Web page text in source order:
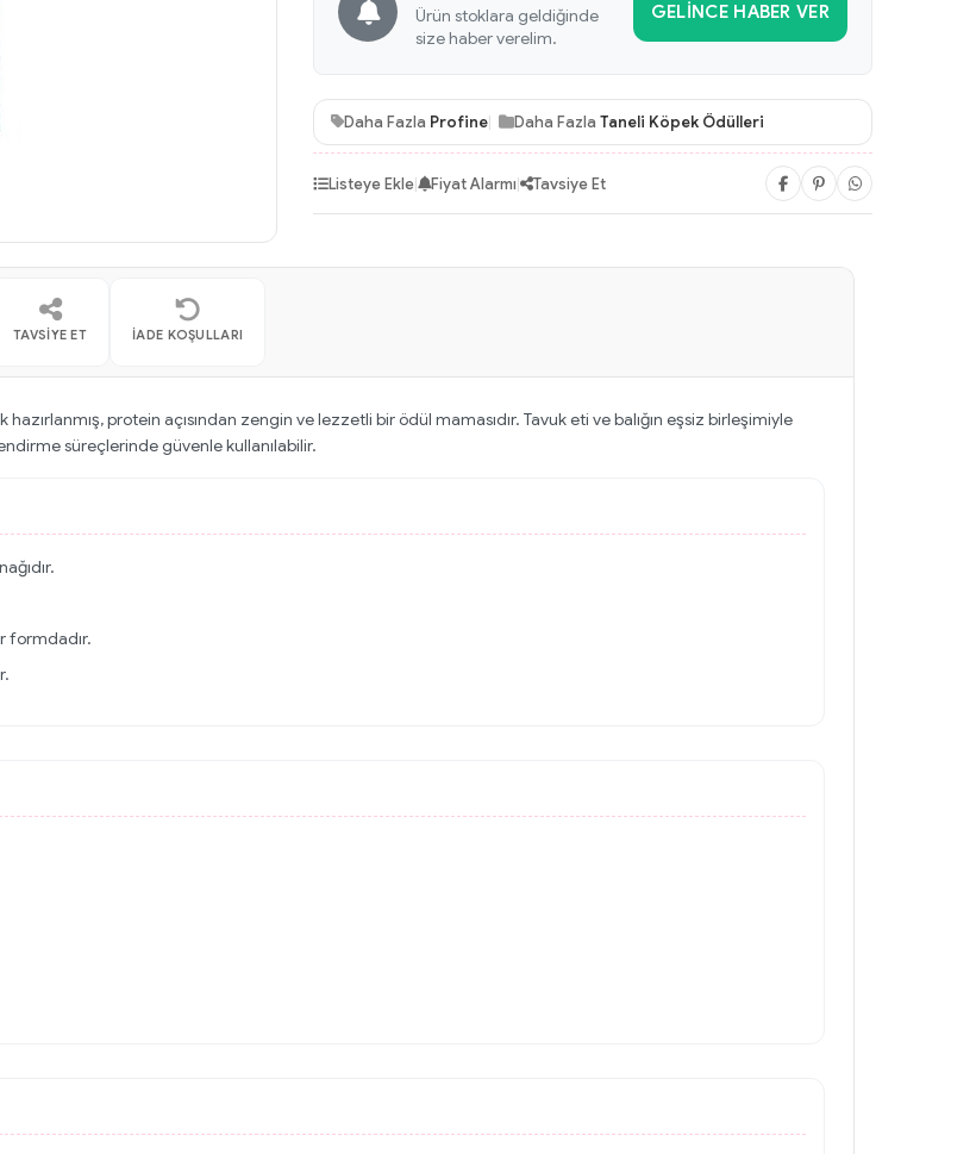
Ürün stoklara geldiğinde
size haber verelim.
GELINCE HABER VER
Daha Fazla Profine Daha Fazla Taneli Köpek Ödülleri
Listeye Ekle| Fiyat Alarmı| Tavsiye Et
TAVSIYE ET İADE KOŞULLARI
protein açısından zengin ve lezzetli bir ödül mamasıdır. Tavuk eti ve balığın eşsiz birleşimiyle
süreçlerinde güvenle kullanılabilir.
formdadır.